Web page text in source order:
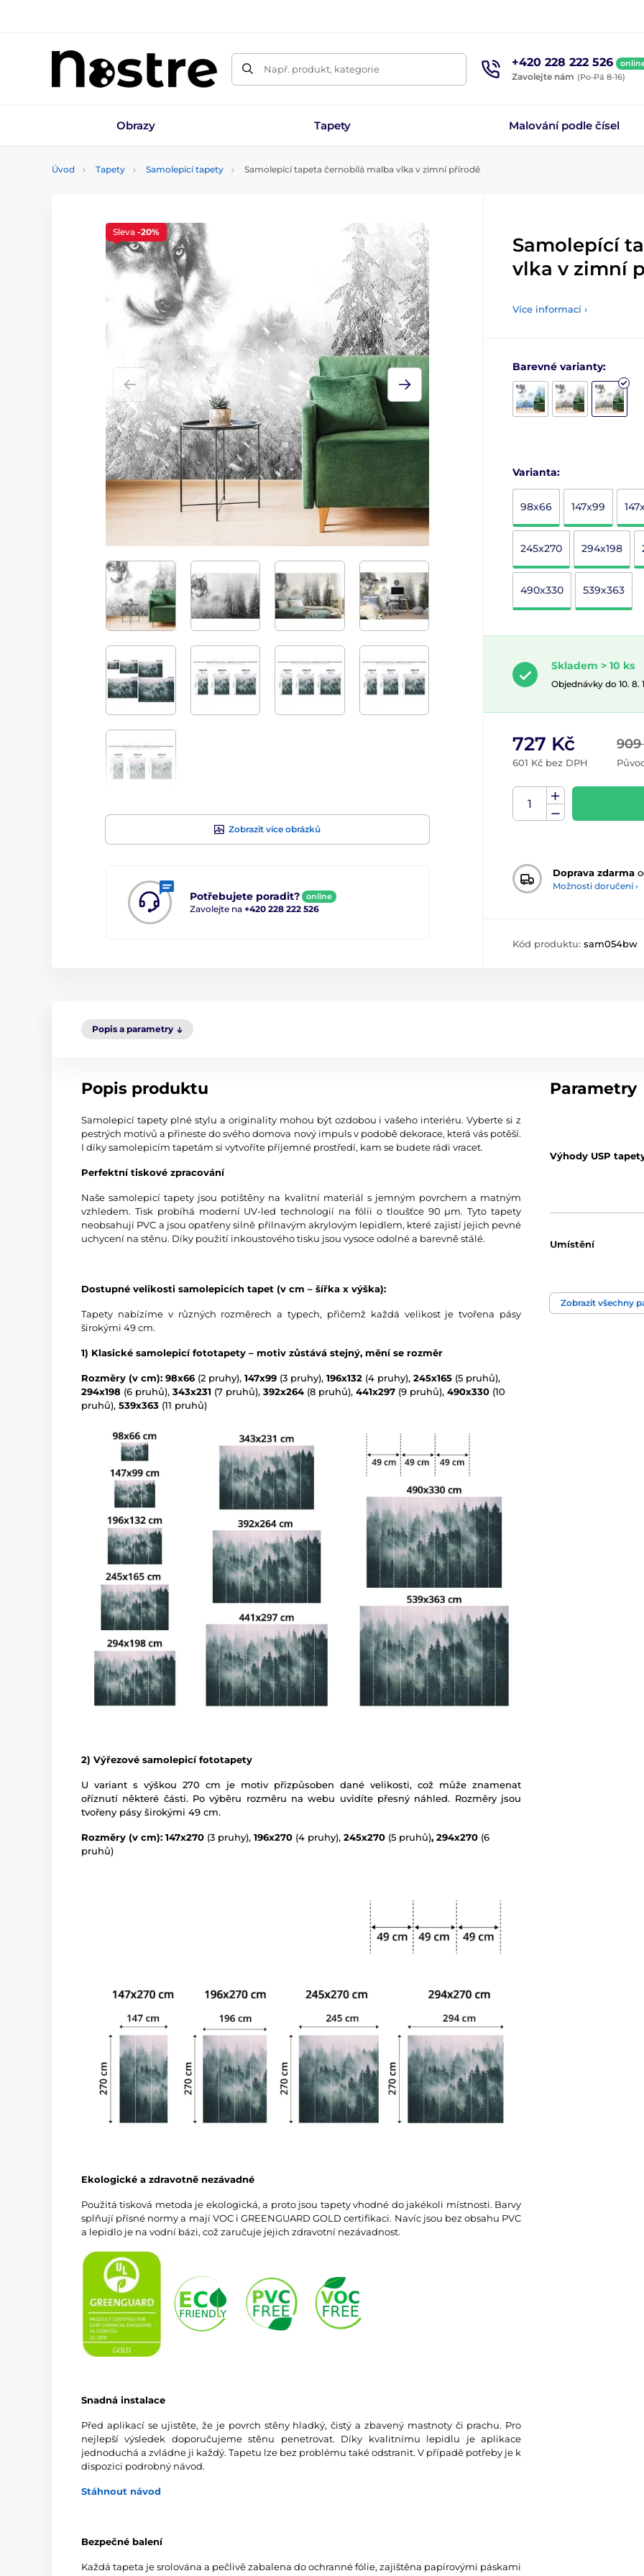
Např. produkt, kategorie +420 228 222 526
Zavolejte nám (Po-Pá 8-16)
Obrazy Tapety Malování podle čísel
Úvod Tapety Samolepicí tapety Samolepící tapeta černobílá malba vlka v zimní přírodě
Zobrazit více obrázků
Potřebujete poradit? online
Zavolejte na +420 228 222 526
Sleva -20%
Samolepící
vlka v zimní
Více informací ›
Barevné varianty:
Varianta:
98x66 147x99
245x270 294x198
490x330 539x363
Skladem > 10 ks
Objednávky do 10. 8.
909
727 Kč
601 Kč bez DPH
Doprava zdarma
Možnosti doručení ›
Kód produktu: sam054bw
Popis a parametry
Popis produktu
Samolepicí tapety plné stylu a originality mohou být ozdobou i vašeho interiéru. Vyberte si z
pestrých motivů a přineste do svého domova nový impuls v podobě dekorace, která vás potěší.
I díky samolepicím tapetám si vytvoříte příjemné prostředí, kam se budete rádi vracet.
Perfektní tiskové zpracování
Naše samolepicí tapety jsou potištěny na kvalitní materiál s jemným povrchem a matným
vzhledem. Tisk probíhá moderní UV-led technologií na fólii o tloušťce 90 µm. Tyto tapety
neobsahují PVC a jsou opatřeny silně přilnavým akrylovým lepidlem, které zajistí jejich pevné
uchycení na stěnu. Díky použití inkoustového tisku jsou vysoce odolné a barevně stálé.
Dostupné velikosti samolepicích tapet (v cm – šířka x výška):
Tapety nabízíme v různých rozměrech a typech, přičemž každá velikost je tvořena pásy
širokými 49 cm.
1) Klasické samolepicí fototapety – motiv zůstává stejný, mění se rozměr
Rozměry (v cm): 98x66 (2 pruhy), 147x99 (3 pruhy), 196x132 (4 pruhy), 245x165 (5 pruhů),
294x198 (6 pruhů), 343x231 (7 pruhů), 392x264 (8 pruhů), 441x297 (9 pruhů), 490x330 (10
pruhů), 539x363 (11 pruhů)
2) Výřezové samolepicí fototapety
U variant s výškou 270 cm je motiv přizpůsoben dané velikosti, což může znamenat
oříznutí některé části. Po výběru rozměru na webu uvidíte přesný náhled. Rozměry jsou
tvořeny pásy širokými 49 cm.
Rozměry (v cm): 147x270 (3 pruhy), 196x270 (4 pruhy), 245x270 (5 pruhů), 294x270 (6
pruhů)
Ekologické a zdravotně nezávadné
Použitá tisková metoda je ekologická, a proto jsou tapety vhodné do jakékoli místnosti. Barvy
splňují přísné normy a mají VOC i GREENGUARD GOLD certifikaci. Navíc jsou bez obsahu PVC
a lepidlo je na vodní bázi, což zaručuje jejich zdravotní nezávadnost.
Snadná instalace
Před aplikací se ujistěte, že je povrch stěny hladký, čistý a zbavený mastnoty či prachu. Pro
nejlepší výsledek doporučujeme stěnu penetrovat. Díky kvalitnímu lepidlu je aplikace
jednoduchá a zvládne ji každý. Tapetu lze bez problému také odstranit. V případě potřeby je k
dispozici podrobný návod.
Stáhnout návod
Bezpečné balení
Každá tapeta je srolována a pečlivě zabalena do ochranné fólie, zajištěna papírovými páskami
Parametry
Výhody USP
Umístění
Barva
Zobrazit všechny